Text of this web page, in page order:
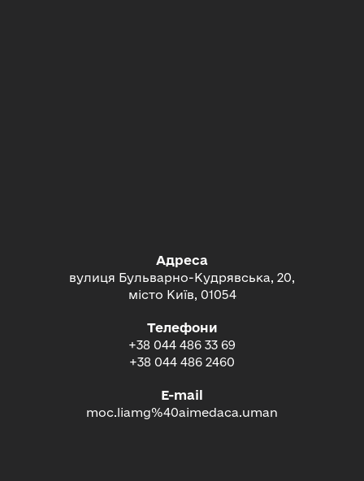
Адреса
вулиця Бульварно-Кудрявська, 20,
місто Київ, 01054
Телефони
+38 044 486 33 69
+38 044 486 2460
E-mail
moc.liamg%40aimedaca.uman